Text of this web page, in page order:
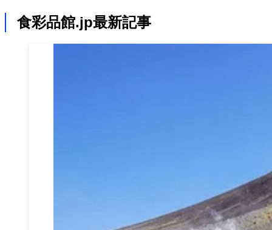
食彩品館.jp最新記事